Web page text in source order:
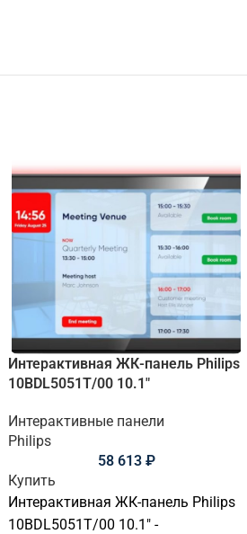
Интерактивная ЖК-панель Philips
10BDL5051T/00 10.1"
Интерактивные панели
Philips
58 613 ₽
Купить
Интерактивная ЖК-панель Philips
10BDL5051T/00 10.1" -